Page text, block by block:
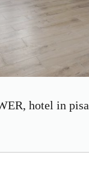
hotel in pisa